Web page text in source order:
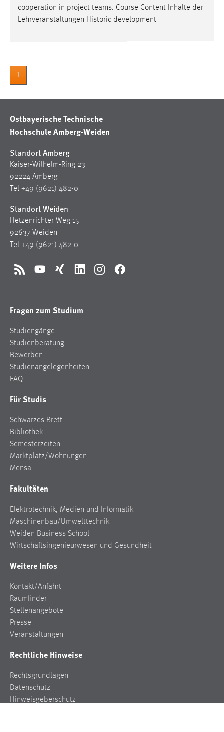
cooperation in project teams. Course Content Inhalte der
Lehrveranstaltungen Historic development
1
Ostbayerische Technische
Hochschule Amberg-Weiden
Standort Amberg
Kaiser-Wilhelm-Ring 23
92224 Amberg
Tel +49 (9621) 482-0
Standort Weiden
Hetzenrichter Weg 15
92637 Weiden
Tel +49 (9621) 482-0
RSS YouTubeXing LinkedInInstagramFacebook
Fragen zum Studium
Studiengänge
Studienberatung
Bewerben
Studienangelegenheiten
FAQ
Für Studis
Schwarzes Brett
Bibliothek
Semesterzeiten
Marktplatz/Wohnungen
Mensa
Fakultäten
Elektrotechnik, Medien und Informatik
Maschinenbau/Umwelttechnik
Weiden Business School
Wirtschaftsingenieurwesen und Gesundheit
Weitere Infos
Kontakt/Anfahrt
Raumfinder
Stellenangebote
Presse
Veranstaltungen
Rechtliche Hinweise
Rechtsgrundlagen
Datenschutz
Hinweisgeberschutz
Login
24 Stunden
STATISTIK
Statistik Cookies erfassen Informationen anonym.
Diese Informationen helfen uns zu verstehen, wie
Matomo
Name:
Zweck:
Max. 13 Monate
MARKETING
Marketing Cookies werden von Drittanbietern
hinweg verfolgen.
Google Ads
Name:
_gcl_au
Google Ireland Limited
Zweck:
Conversion-Tracking
Cookie Laufzeit:
3 Monate
Name:
_fbp
Facebook
Zweck:
Cookie Laufzeit:
3 Monate